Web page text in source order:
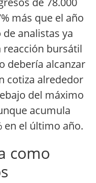
más que el año
analistas ya
reacción bursátil
debería alcanzar
cotiza alrededor
del máximo
acumula
en el último año.
como